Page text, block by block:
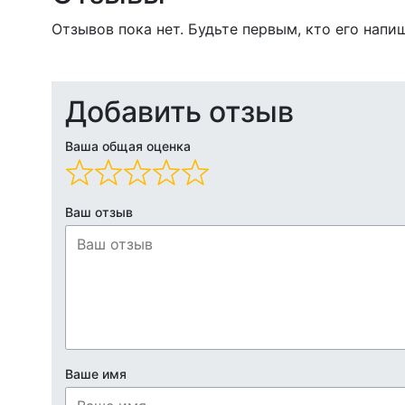
Отзывов пока нет. Будьте первым, кто его
Добавить отзыв
Ваша общая оценка
Ваш отзыв
Ваше имя